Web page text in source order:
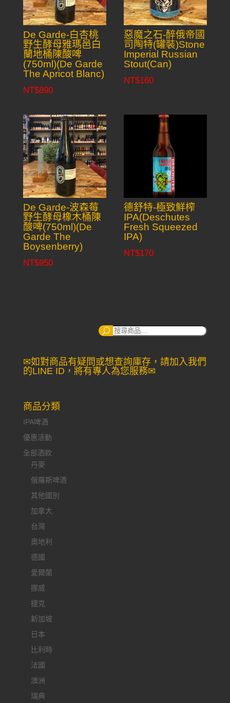
De Garde-白杏桃
野生酵母雅瑪邑白
蘭地桶陳酸啤
(750ml)(De Garde
The Apricot Blanc)
NT$890
惡魔之石-醉俄帝國
司陶特(罐裝)Stone
Imperial Russian
Stout(Can)
NT$160
De Garde-波森莓
野生酵母橡木桶陳
酸啤(750ml)(De
Garde The
Boysenberry)
NT$950
德舒特-極致鮮榨
IPA(Deschutes
Fresh Squeezed
IPA)
NT$170
搜
✉如對商品有疑問或想查詢庫存，請加入我們
的LINE ID，將有專人為您服務✉
商品分類
IPA啤酒
優惠活動
全部酒款
丹麥
俄羅斯啤酒
其他國別
加拿大
台灣
奧地利
德國
愛爾蘭
挪威
捷克
新加坡
日本
比利時
法國
澳洲
瑞典